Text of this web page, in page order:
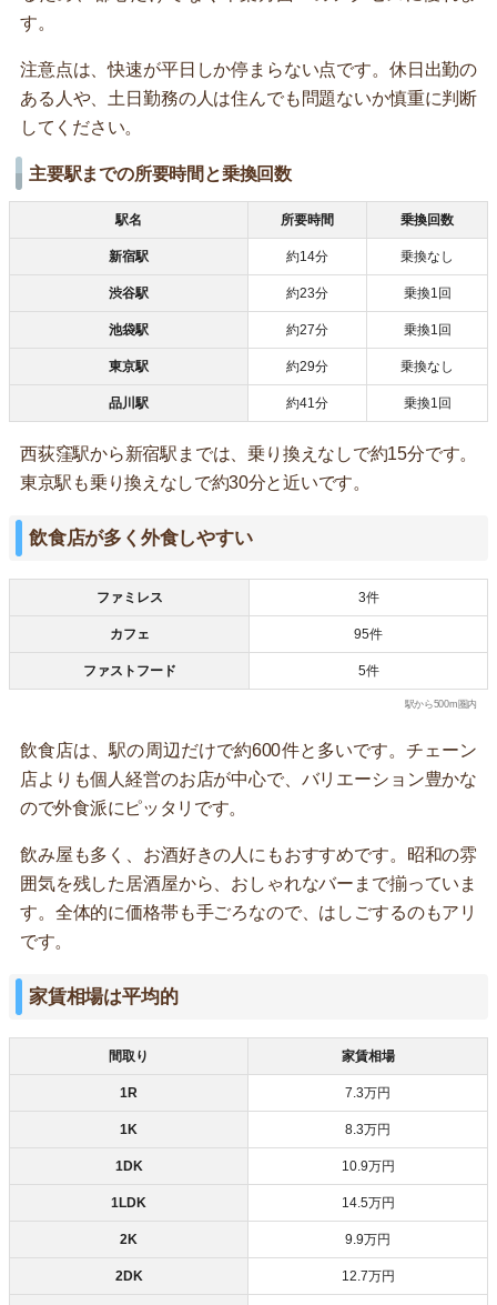
す。
注意点は、快速が平日しか停まらない点です。休日出勤の
ある人や、土日勤務の人は住んでも問題ないか慎重に判断
してください。
主要駅までの所要時間と乗換回数
駅名 所要時間 乗換回数
新宿駅 約14分 乗換なし
渋谷駅 約23分 乗換1回
池袋駅 約27分 乗換1回
東京駅 約29分 乗換なし
品川駅 約41分 乗換1回
西荻窪駅から新宿駅までは、乗り換えなしで約15分です。
東京駅も乗り換えなしで約30分と近いです。
飲食店が多く外食しやすい
ファミレス 3件
カフェ 95件
ファストフード 5件
駅から500m圏内
飲食店は、駅の周辺だけで約600件と多いです。チェーン
店よりも個人経営のお店が中心で、バリエーション豊かな
ので外食派にピッタリです。
飲み屋も多く、お酒好きの人にもおすすめです。昭和の雰
囲気を残した居酒屋から、おしゃれなバーまで揃っていま
す。全体的に価格帯も手ごろなので、はしごするのもアリ
です。
家賃相場は平均的
間取り 家賃相場
1R 7.3万円
1K 8.3万円
1DK 10.9万円
1LDK 14.5万円
2K 9.9万円
2DK 12.7万円